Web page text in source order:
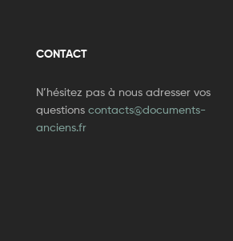
CONTACT
N’hésitez pas à nous adresser vos
questions contacts@documents-
anciens.fr